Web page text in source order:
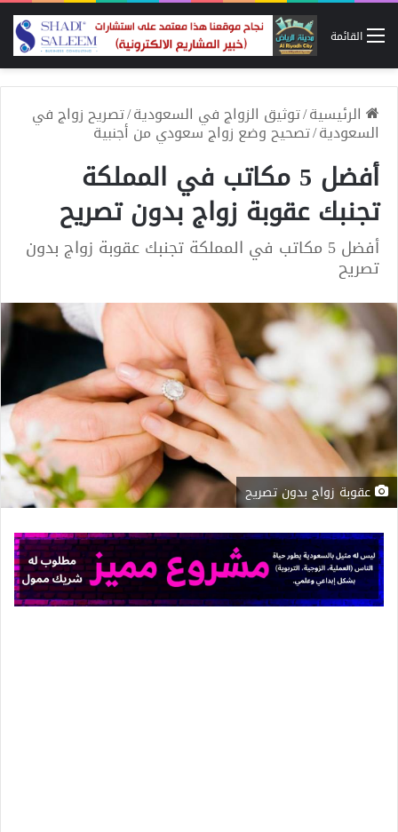
القائمة
الرئيسية/توثيق الزواج في السعودية/تصريح زواج في
السعودية/تصحيح وضع زواج سعودي من أجنبية
أفضل 5 مكاتب في المملكة
تجنبك عقوبة زواج بدون تصريح
أفضل 5 مكاتب في المملكة تجنبك عقوبة زواج بدون
تصريح
عقوبة زواج بدون تصريح